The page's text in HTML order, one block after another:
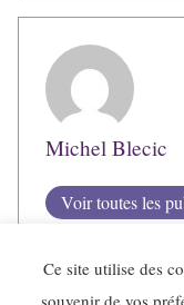
Michel Blecic
Voir toutes les
Ce site utilise des
souvenir de vos